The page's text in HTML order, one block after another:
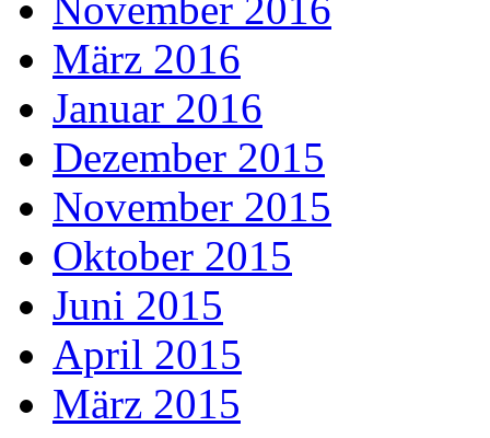
März 2016
Januar 2016
Dezember 2015
November 2015
Oktober 2015
Juni 2015
April 2015
März 2015